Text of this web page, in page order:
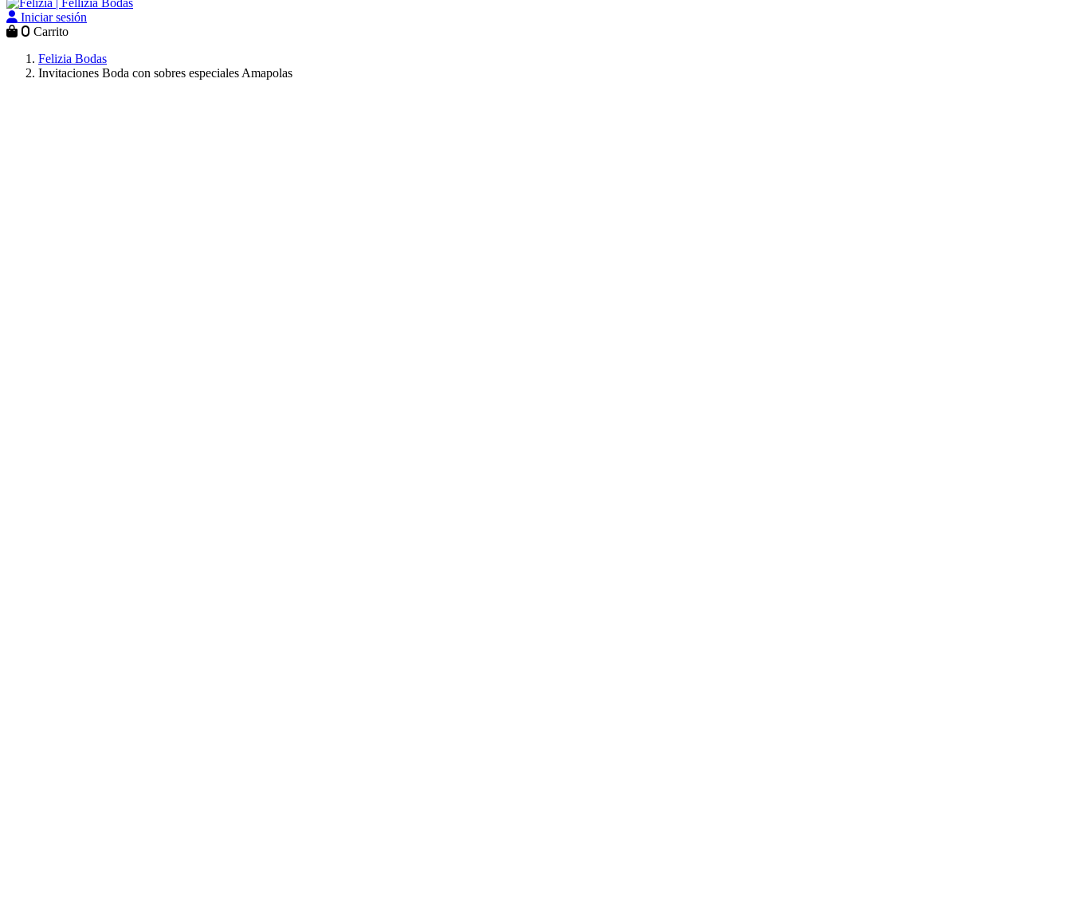
Iniciar sesión
0 Carrito
Felizia Bodas
Invitaciones Boda con sobres especiales Amapolas